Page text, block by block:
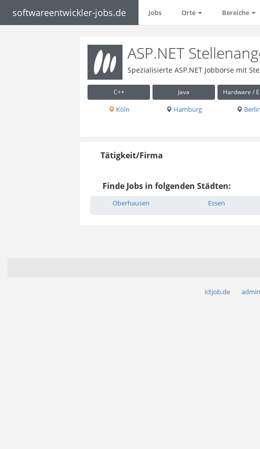
softwareentwickler-jobs.de Jobs Orte Bereiche
ASP.NET
Spezialisierte ASP.NET Jobbörse mit
C++ Java
Köln Hamburg Berlin
Tätigkeit/Firma
Finde Jobs in folgenden Städten:
Oberhausen Essen
ictjob.de